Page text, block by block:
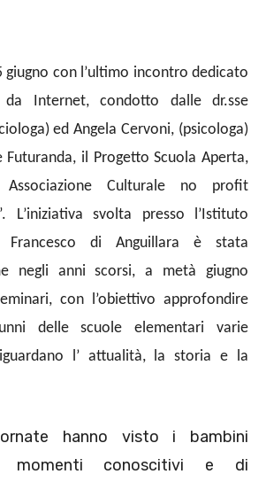
giugno con l’ultimo incontro dedicato
da Internet, condotto dalle dr.sse
ed Angela Cervoni, (psicologa)
Futuranda, il Progetto Scuola Aperta,
Associazione Culturale no profit
L’iniziativa svolta presso l’Istituto
Francesco di Anguillara è stata
negli anni scorsi, a metà giugno
con l’obiettivo approfondire
delle scuole elementari varie
l’ attualità, la storia e la
hanno visto i bambini
momenti conoscitivi e di